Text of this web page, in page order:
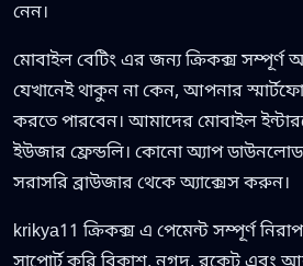
নেন।
মোবাইল বেটিং এর জন্য ক্রিকক্স
যেখানেই থাকুন না কেন, আপনার
করতে পারবেন। আমাদের মোবাইল
ইউজার ফ্রেন্ডলি। কোনো অ্যাপ
সরাসরি ব্রাউজার থেকে অ্যাক্সেস করুন।
krikya11 ক্রিকক্স এ পেমেন্ট সম্পূর্ণ